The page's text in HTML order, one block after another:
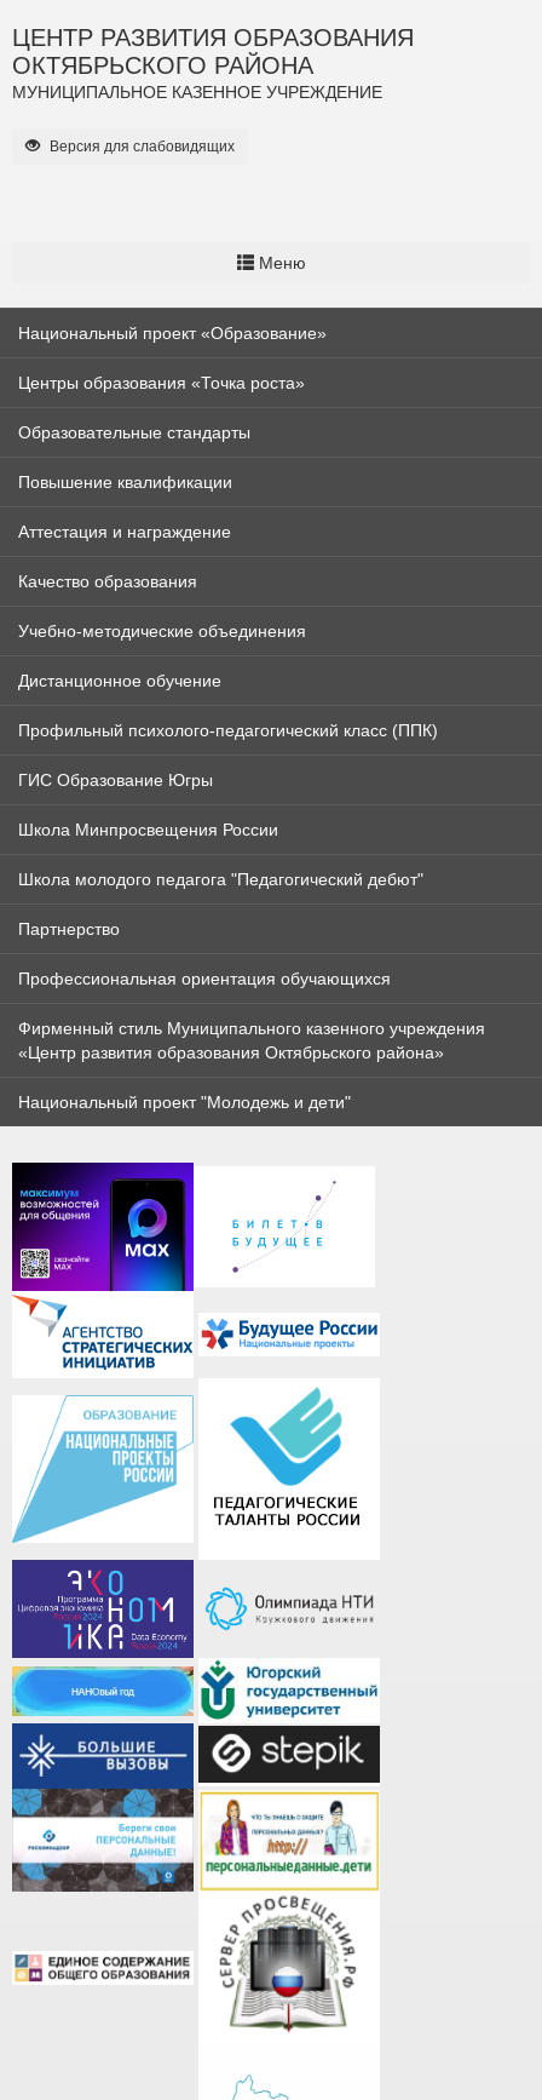
ЦЕНТР РАЗВИТИЯ ОБРАЗОВАНИЯ
ОКТЯБРЬСКОГО РАЙОНА
МУНИЦИПАЛЬНОЕ КАЗЕННОЕ УЧРЕЖДЕНИЕ
Версия для слабовидящих
Меню
Национальный проект «Образование»
Центры образования «Точка роста»
Образовательные стандарты
Повышение квалификации
Аттестация и награждение
Качество образования
Учебно-методические объединения
Дистанционное обучение
Профильный психолого-педагогический класс (ППК)
ГИС Образование Югры
Школа Минпросвещения России
Школа молодого педагога "Педагогический дебют"
Партнерство
Профессиональная ориентация обучающихся
Фирменный стиль Муниципального казенного учреждения
«Центр развития образования Октябрьского района»
Национальный проект "Молодежь и дети"